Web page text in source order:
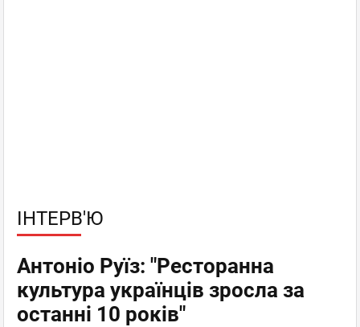
ІНТЕРВ'Ю
Антоніо Руїз: "Ресторанна
культура українців зросла за
останні 10 років"